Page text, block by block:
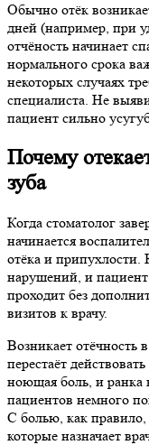
Обычно отёк
дней (например, при
отчёность начинает
нормального срока
некоторых случаях
специалиста. Не
пациент сильно
Почему
зуба
Когда стоматолог
начинается
отёка и припухлости.
нарушений, и пациент
проходит без
визитов к врачу.
Возникает отёчность
перестаёт
ноющая боль, и ранка
пациентов немного
С болью, как правило,
которые назначает